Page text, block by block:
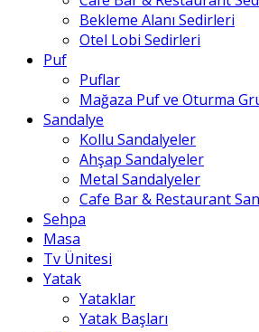
Bekleme Alanı Sedirleri
Otel Lobi Sedirleri
Puf
Puflar
Mağaza Puf ve Oturma
Sandalye
Kollu Sandalyeler
Ahşap Sandalyeler
Metal Sandalyeler
Cafe Bar & Restaurant
Sehpa
Masa
Tv Ünitesi
Yatak
Yataklar
Yatak Başları